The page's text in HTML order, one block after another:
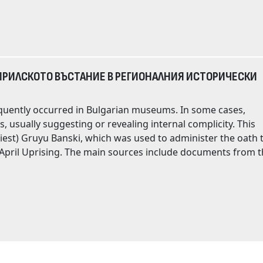
ВЪСТАНИЕ В РЕГИОНАЛНИЯ ИСТОРИЧЕСКИ
suggesting or revealing internal complicity. This
Gruyu Banski, which was used to administer the oath
documents from the
director. Subsequently, at an